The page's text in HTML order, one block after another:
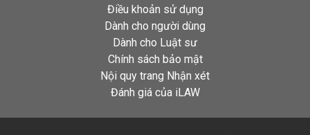
Điều khoản sử dụng
Dành cho người dùng
Dành cho Luật sư
Chính sách bảo mật
Nội quy trang Nhận xét
Đánh giá của iLAW